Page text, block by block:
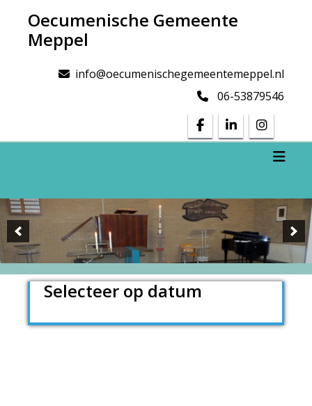
inhoud
Oecumenische Gemeente
Meppel
info@oecumenischegemeentemeppel.nl
06-53879546
Selecteer op datum